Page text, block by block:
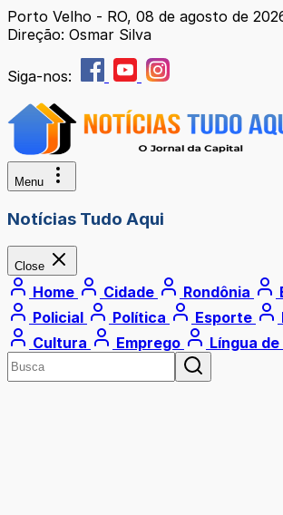
Porto Velho - RO, 08 de agosto de
Direção: Osmar Silva
Siga-nos:
Menu
Notícias Tudo Aqui
Close
Home Cidade Rondônia
Policial
Política Esporte
Cultura
Emprego Língua de